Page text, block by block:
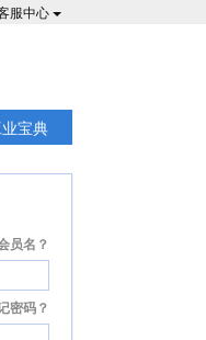
服中心
宝典
员名？
密码？